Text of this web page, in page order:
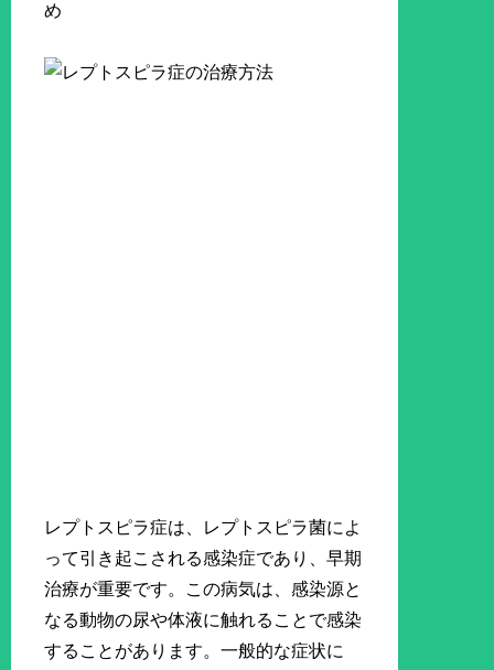
レプトスピラ症は、レプトスピラ菌によ
って引き起こされる感染症であり、早期
治療が重要です。この病気は、感染源と
なる動物の尿や体液に触れることで感染
することがあります。一般的な症状に